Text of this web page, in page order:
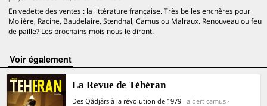
En vedette des ventes : la littérature française. Très belles enchères pour
Molière, Racine, Baudelaire, Stendhal, Camus ou Malraux. Renouveau ou feu
de paille? Les prochains mois nous le diront.
voir également
La Revue de Téhéran
Des Qâdjârs à la révolution de 1979 · albert camus ·